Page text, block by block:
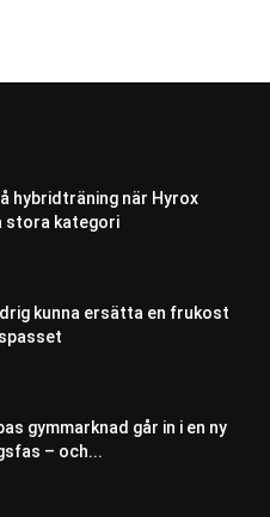
hybridträning när Hyrox
stora kategori
kunna ersätta en frukost
gymmarknad går in i en ny
– och...